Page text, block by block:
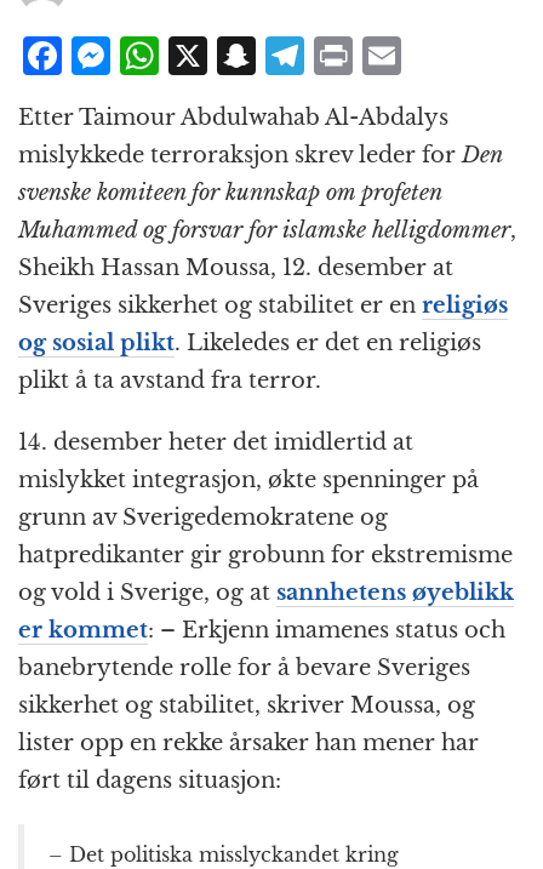
n
F
c
e
b
o
o
k
M
ss
e
n
g
e
r
W
at
s
A
p
p
X S
n
a
p
c
h
at
T
el
e
g
r
a
m
P
ri
n
t
m
ai
l
Etter Taimour Abdulwahab Al-Abdalys
mislykkede terroraksjon skrev leder forDen
svenske komiteen for kunnskap om profeten
Muhammed og forsvar for islamske helligdommer,
Sheikh Hassan Moussa, 12. desember at
Sveriges sikkerhet og stabilitet er en religiøs
og sosial plikt. Likeledes er det en religiøs
plikt å ta avstand fra terror.
14. desember heter det imidlertid at
mislykket integrasjon, økte spenninger på
grunn av Sverigedemokratene og
hatpredikanter gir grobunn for ekstremisme
og vold i Sverige, og at sannhetens øyeblikk
er kommet: – Erkjenn imamenes status och
banebrytende rolle for å bevare Sveriges
sikkerhet og stabilitet, skriver Moussa, og
lister opp en rekke årsaker han mener har
ført til dagens situasjon:
– Det politiska misslyckandet kring